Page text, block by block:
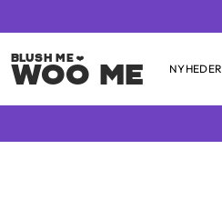
Woo Me NYHEDER